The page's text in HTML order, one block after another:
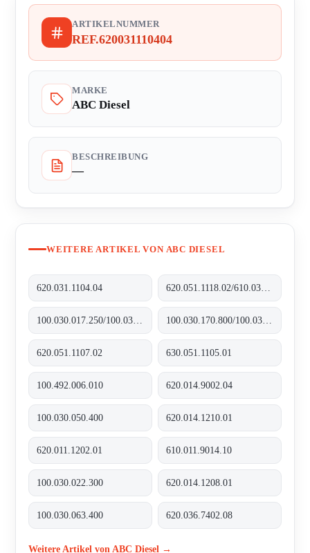
ARTIKELNUMMER
REF.620031110404
MARKE
ABC Diesel
BESCHREIBUNG
—
WEITERE ARTIKEL VON ABC DIESEL
620.031.1104.04
620.051.1107.02 630.051.1105.01
100.492.006.010 620.014.9002.04
100.030.050.400 620.014.1210.01
620.011.1202.01 610.011.9014.10
100.030.022.300 620.014.1208.01
100.030.063.400 620.036.7402.08
Weitere Artikel von ABC Diesel →